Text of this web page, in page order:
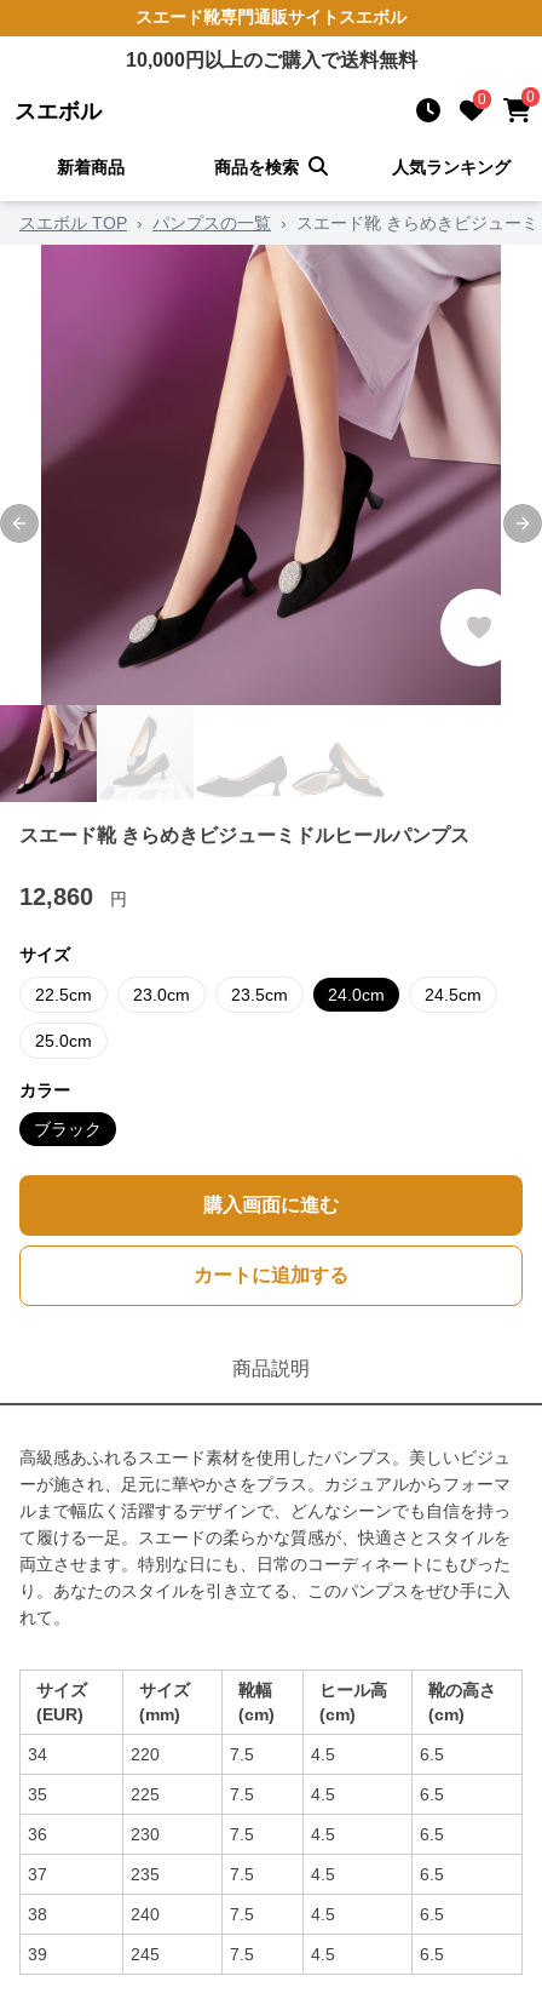
スエード靴専門通販サイト スエボル
10,000円以上のご購入で送料無料
スエボル 0 0
新着商品 商品を検索 人気ランキング
スエボル TOP › パンプスの一覧 › スエード靴 きらめきビジュー
Previous slide
スエード靴 きらめきビジューミドルヒールパンプス
12,860 円
サイズ
22.5cm 23.0cm 23.5cm 24.0cm 24.5cm
25.0cm
カラー
ブラック
購入画面に進む
カートに追加する
商品説明
高級感あふれるスエード素材を使用したパンプス。美しいビジュ
ーが施され、足元に華やかさをプラス。カジュアルからフォーマ
ルまで幅広く活躍するデザインで、どんなシーンでも自信を持っ
て履ける一足。スエードの柔らかな質感が、快適さとスタイルを
両立させます。特別な日にも、日常のコーディネートにもぴった
り。あなたのスタイルを引き立てる、このパンプスをぜひ手に入
れて。
サイズ
(EUR)
サイズ
(mm)
靴幅
(cm)
ヒール高
(cm)
靴の高さ
(cm)
34 220 7.5 4.5 6.5
35 225 7.5 4.5 6.5
36 230 7.5 4.5 6.5
37 235 7.5 4.5 6.5
38 240 7.5 4.5 6.5
39 245 7.5 4.5 6.5